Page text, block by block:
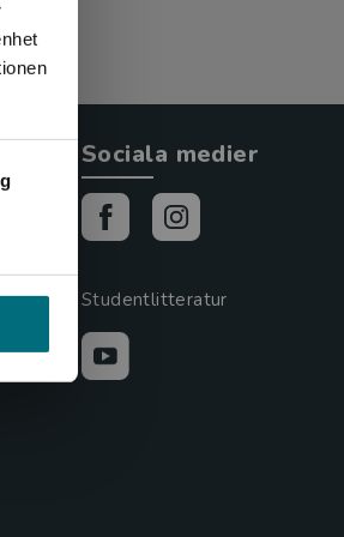
Sociala medier
Studentlitteratur